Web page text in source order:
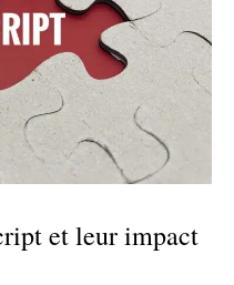
et leur impact